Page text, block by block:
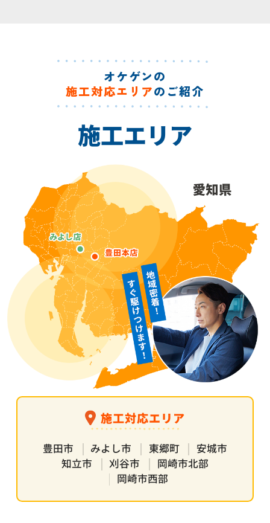
オケゲンの
施工対応エリアのご紹介
施工エリア
施工対応エリア
豊田市 みよし市 東郷町
安城市
知立市
刈谷市
岡崎市北部
岡崎市西部